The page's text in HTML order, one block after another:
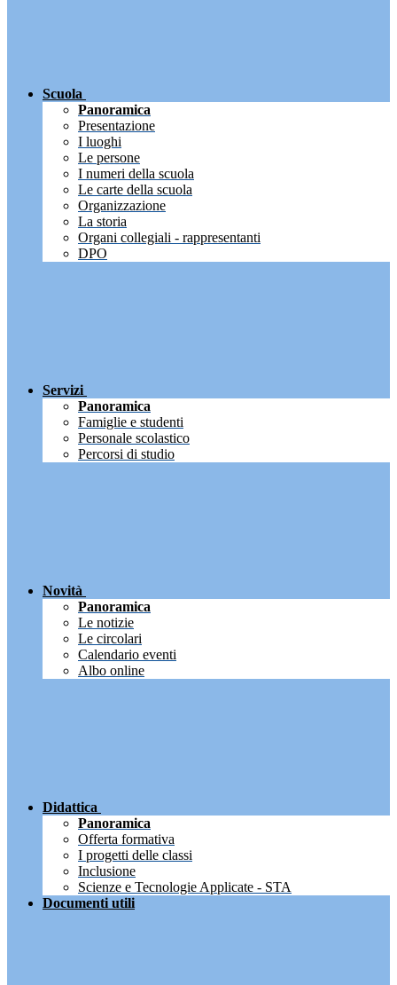
Scuola
Panoramica
Presentazione
I luoghi
Le persone
I numeri della scuola
Le carte della scuola
Organizzazione
La storia
Organi collegiali - rappresentanti
DPO
Servizi
Panoramica
Famiglie e studenti
Personale scolastico
Percorsi di studio
Novità
Panoramica
Le notizie
Le circolari
Calendario eventi
Albo online
Didattica
Panoramica
Offerta formativa
I progetti delle classi
Inclusione
Scienze e Tecnologie Applicate - STA
Documenti utili